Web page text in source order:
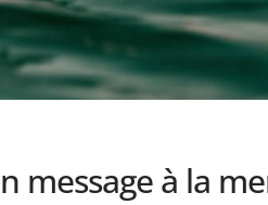
message à la